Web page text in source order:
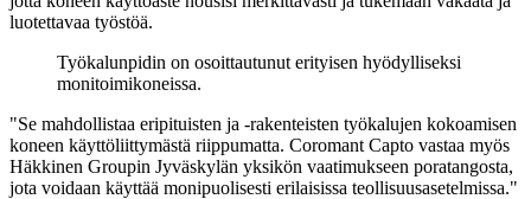
luotettavaa työstöä.
Työkalunpidin on osoittautunut erityisen hyödylliseksi
monitoimikoneissa.
"Se mahdollistaa eripituisten ja -rakenteisten työkalujen kokoamisen
koneen käyttöliittymästä riippumatta. Coromant Capto vastaa myös
Häkkinen Groupin Jyväskylän yksikön vaatimukseen poratangosta,
jota voidaan käyttää monipuolisesti erilaisissa teollisuusasetelmissa."